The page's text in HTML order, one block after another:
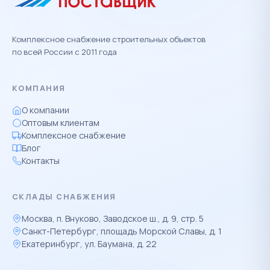
Комплексное снабжение строительных объектов
по всей России с 2011 года
КОМПАНИЯ
О компании
Оптовым клиентам
Комплексное снабжение
Блог
Контакты
СКЛАДЫ СНАБЖЕНИЯ
Москва, п. Внуково, Заводское ш., д. 9, стр. 5
Санкт-Петербург, площадь Морской Славы, д. 1
Екатеринбург, ул. Баумана, д. 22